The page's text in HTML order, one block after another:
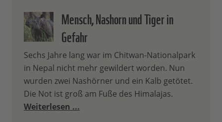
Mensch, Nashorn und Tiger in
Gefahr
Sechs Jahre lang war im Chitwan-Nationalpark
in Nepal nicht mehr gewildert worden. Nun
wurden zwei Nashörner und ein Kalb getötet.
Die Not ist groß am Fuße des Himalajas.
Weiterlesen ...